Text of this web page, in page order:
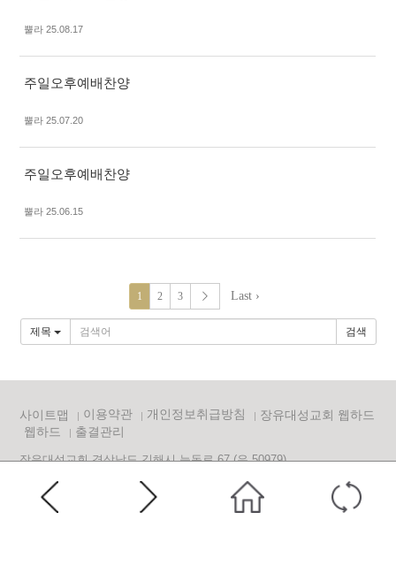
뿔라 25.08.17
주일오후예배찬양
뿔라 25.07.20
주일오후예배찬양
뿔라 25.06.15
1 2 3 Last ›
제목 검색
사이트맵 이용약관 개인정보취급방침
장유대성교회 웹하드
웹하드
출결관리
장유대성교회 경상남도 김해시 능동로 67 (우 50979)
2010 킹스키즈스쿨 055)723-2004
FAX 055)723-2020 E-mail
church@jangyu.or.kr